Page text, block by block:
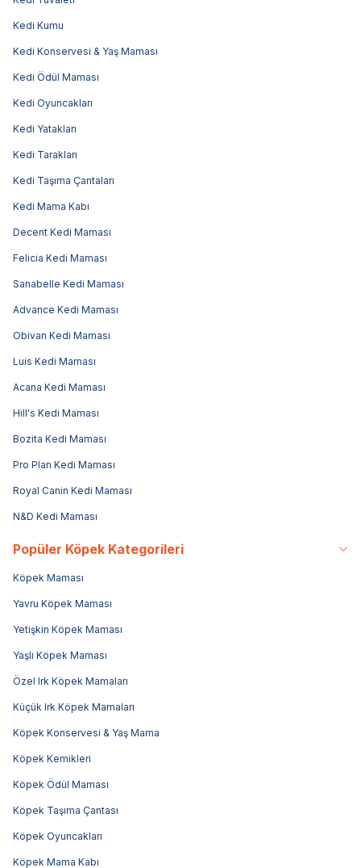
Kedi Kumu
Kedi Konservesi & Yaş Maması
Kedi Ödül Maması
Kedi Oyuncakları
Kedi Yatakları
Kedi Tarakları
Kedi Taşıma Çantaları
Kedi Mama Kabı
Decent Kedi Maması
Felicia Kedi Maması
Sanabelle Kedi Maması
Advance Kedi Maması
Obivan Kedi Maması
Luis Kedi Maması
Acana Kedi Maması
Hill's Kedi Maması
Bozita Kedi Maması
Pro Plan Kedi Maması
Royal Canin Kedi Maması
N&D Kedi Maması
Popüler Köpek Kategorileri
Köpek Maması
Yavru Köpek Maması
Yetişkin Köpek Maması
Yaşlı Köpek Maması
Özel Irk Köpek Mamaları
Küçük Irk Köpek Mamaları
Köpek Konservesi & Yaş Mama
Köpek Kemikleri
Köpek Ödül Maması
Köpek Taşıma Çantası
Köpek Oyuncakları
Köpek Mama Kabı